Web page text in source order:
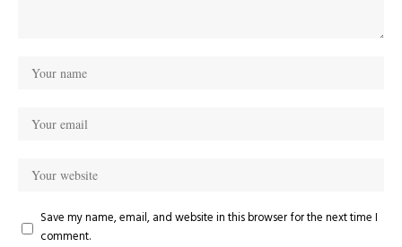
Save my name, email, and website in this browser for the next time I
comment.